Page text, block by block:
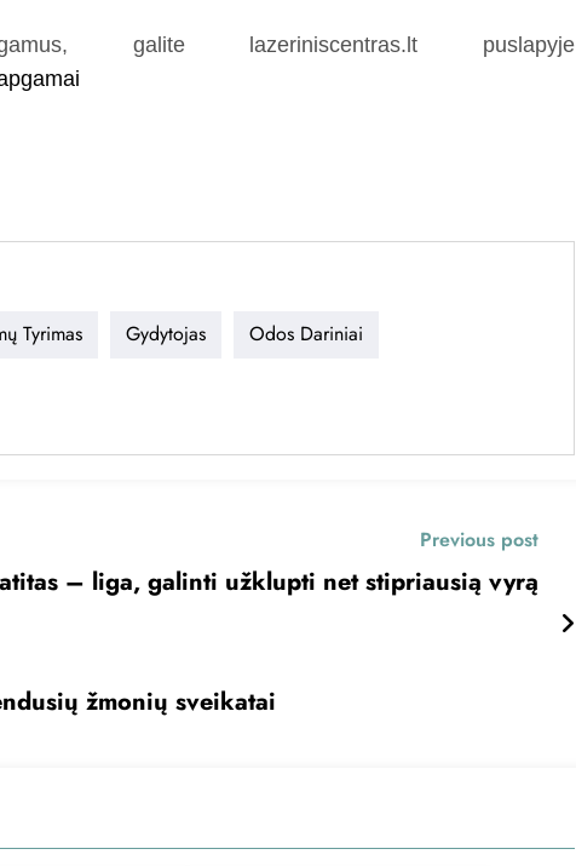
galite lazeriniscentras.lt puslapyje
Tyrimas Gydytojas Odos Dariniai
Previous post
– liga, galinti užklupti net stipriausią vyrą
žmonių sveikatai